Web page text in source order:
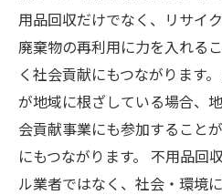
用品回収だけでなく、リサイ
廃棄物の再利用に力を入れる
く社会貢献にもつながります
が地域に根ざしている場合、
会貢献事業にも参加すること
にもつながります。 不用品回
ル業者ではなく、社会・環境